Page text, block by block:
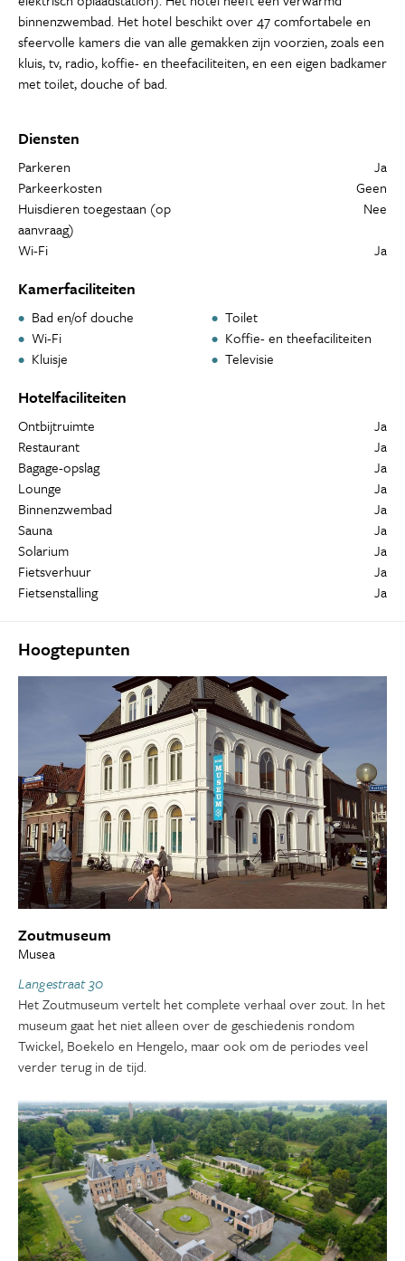
binnenzwembad. Het hotel beschikt over 47 comfortabele en
sfeervolle kamers die van alle gemakken zijn voorzien, zoals een
kluis, tv, radio, koffie- en theefaciliteiten, en een eigen badkamer
met toilet, douche of bad.
Diensten
Parkeren
Ja
Parkeerkosten
Geen
Huisdieren toegestaan (op
aanvraag)
Nee
Wi-Fi Ja
Kamerfaciliteiten
Bad en/of douche
Toilet
Wi-Fi
Koffie- en theefaciliteiten
Kluisje
Televisie
Hotelfaciliteiten
Ontbijtruimte
Ja
Restaurant
Ja
Bagage-opslag
Ja
Lounge
Ja
Binnenzwembad
Ja
Sauna
Ja
Solarium
Ja
Fietsverhuur
Ja
Fietsenstalling
Ja
Hoogtepunten
Zoutmuseum
Musea
Langestraat 30
Het Zoutmuseum vertelt het complete verhaal over zout. In het
museum gaat het niet alleen over de geschiedenis rondom
Twickel, Boekelo en Hengelo, maar ook om de periodes veel
verder terug in de tijd.